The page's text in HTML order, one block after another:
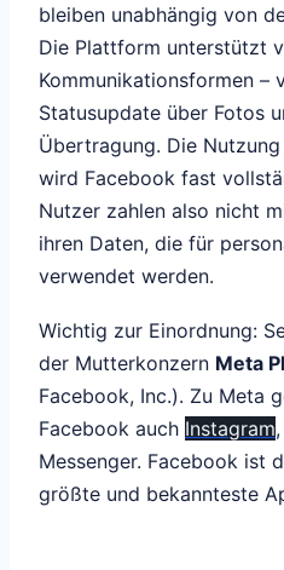
bleiben unabhängig von
Die Plattform unterstützt
Kommunikationsformen –
Statusupdate über Fotos
Übertragung. Die
wird Facebook fast
Nutzer zahlen also nicht
ihren Daten, die für
verwendet werden.
Wichtig zur Einordnung:
der Mutterkonzern Meta
Facebook, Inc.). Zu Meta
Facebook auch Instagram
Messenger. Facebook ist
größte und bekannteste